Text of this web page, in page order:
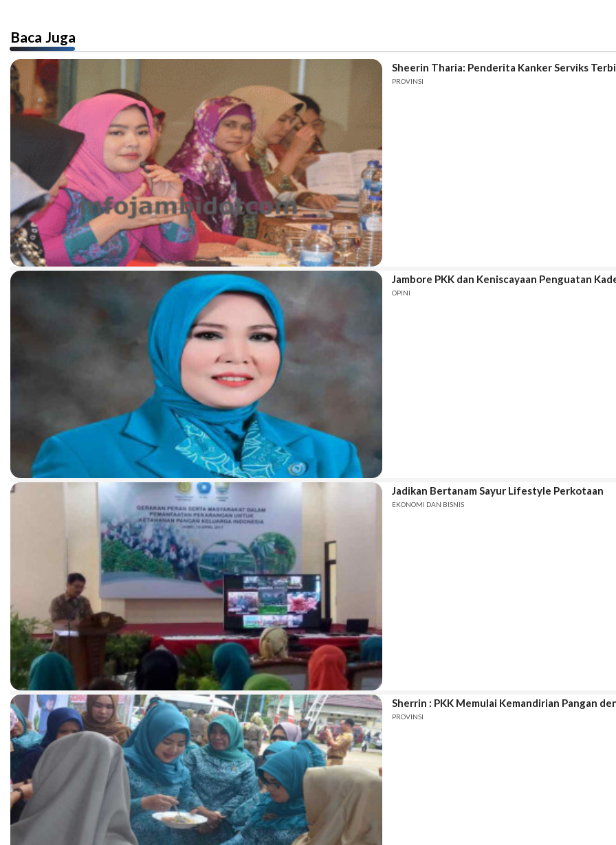
Baca Juga
Sheerin Tharia: Penderita Kanker Serviks
PROVINSI
Jambore PKK dan Keniscayaan Penguatan
OPINI
Jadikan Bertanam Sayur Lifestyle Perkotaan
EKONOMI DAN BISNIS
Sherrin : PKK Memulai Kemandirian Pangan
PROVINSI